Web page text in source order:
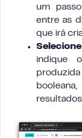
um
entre as
que irá
indique